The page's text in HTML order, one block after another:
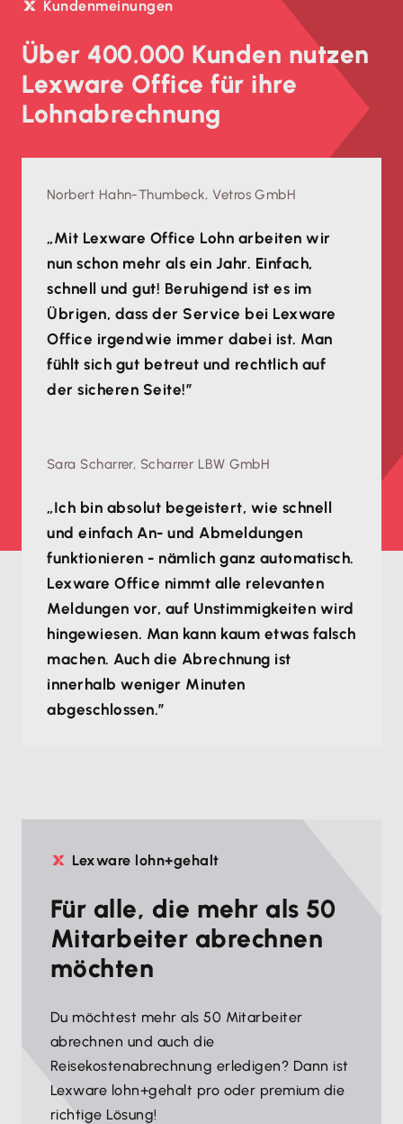
Kundenmeinungen
Über 400.000 Kunden nutzen
Lexware Office für ihre
Lohnabrechnung
Norbert Hahn-Thumbeck, Vetros GmbH
„Mit Lexware Office Lohn arbeiten wir
nun schon mehr als ein Jahr. Einfach,
schnell und gut! Beruhigend ist es im
Übrigen, dass der Service bei Lexware
Office irgendwie immer dabei ist. Man
fühlt sich gut betreut und rechtlich auf
der sicheren Seite!”
Sara Scharrer, Scharrer LBW GmbH
„Ich bin absolut begeistert, wie schnell
und einfach An- und Abmeldungen
funktionieren - nämlich ganz automatisch.
Lexware Office nimmt alle relevanten
Meldungen vor, auf Unstimmigkeiten wird
hingewiesen. Man kann kaum etwas falsch
machen. Auch die Abrechnung ist
innerhalb weniger Minuten
abgeschlossen.”
Lexware lohn+gehalt
Für alle, die mehr als 50
Mitarbeiter abrechnen
möchten
Du möchtest mehr als 50 Mitarbeiter
abrechnen und auch die
Reisekostenabrechnung erledigen? Dann ist
Lexware lohn+gehalt pro oder premium die
richtige Lösung!